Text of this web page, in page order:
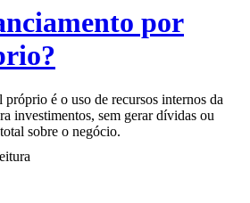
por
é o uso de recursos internos da
investimentos, sem gerar dívidas ou
sobre o negócio.